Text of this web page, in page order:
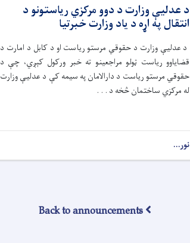
د عدلیې وزارت د دوو مرکزي ریاستونو د
انتقال په اړه د یاد وزارت خبرتیا
د عدلیې وزارت د حقوقي مرستو ریاست او د کابل د امارت د
قضایاوو ریاست ټولو مراجعینو ته خبر ورکول کېږي، چې د
حقوقي مرستو ریاست د دارالامان په سیمه کې د عدلیې وزارت
له مرکزي ساختمان څخه د . . .
نور...
Back to announcements